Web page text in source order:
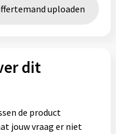
uploaden
dit
de product
jouw vraag er niet